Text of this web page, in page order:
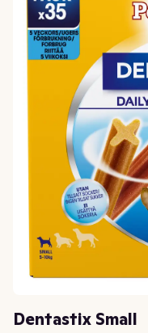
Dentastix Small